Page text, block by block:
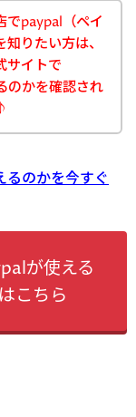
でpaypal（ペイ
りたい方は、
サイトで
のかを確認され
るのかを今すぐ
が使える
こちら